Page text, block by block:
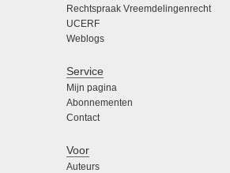
Rechtspraak Vreemdelingenrecht
UCERF
Weblogs
Service
Mijn pagina
Abonnementen
Contact
Voor
Auteurs